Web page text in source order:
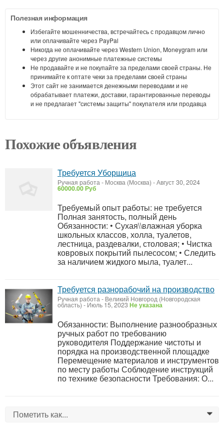
Полезная информация
Избегайте мошенничества, встречайтесь с продавцом лично
или оплачивайте через PayPal
Никогда не оплачивайте через Western Union, Moneygram или
через другие анонимные платежные системы
Не продавайте и не покупайте за пределами своей страны. Не
принимайте к оптате чеки за пределами своей страны
Этот сайт не занимается денежными переводами и не
обрабатывает платежи, доставки, гарантированные переводы
и не предлагает "системы защиты" покупателя или продавца
Похожие объявления
Требуется Уборщица
Ручная работа- Москва (Москва) -Август 30, 2024
60000.00 Руб
Требуемый опыт работы: не требуется
Полная занятость, полный день
Обязанности: • Сухая\\влажная уборка
школьных классов, холла, туалетов,
лестница, раздевалки, столовая; • Чистка
ковровых покрытий пылесосом; • Следить
за наличием жидкого мыла, туалет...
Требуется разнорабочий на производство
Ручная работа- Великий Новгород (Новгородская
область) - Июль 15, 2023Не указана
Обязанности: Выполнение разнообразных
ручных работ по требованию
руководителя Поддержание чистоты и
порядка на производственной площадке
Перемещение материалов и инструментов
по месту работы Соблюдение инструкций
по технике безопасности Требования: О...
Пометить как... 0